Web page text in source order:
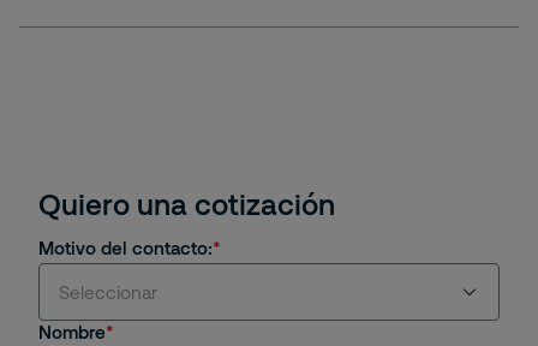
RIC
A:
Quiero una cotización
Motivo del contacto:
Seleccionar
Nombre